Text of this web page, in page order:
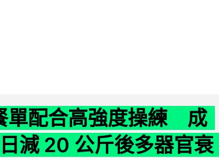
單配合高強度操練 成
減 20 公斤後多器官衰